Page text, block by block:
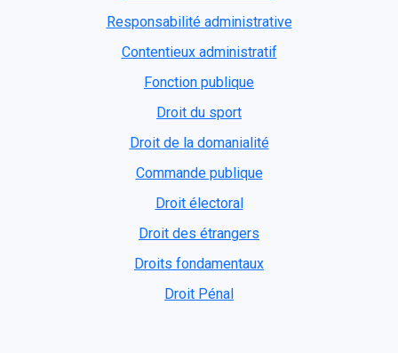
Responsabilité administrative
Contentieux administratif
Fonction publique
Droit du sport
Droit de la domanialité
Commande publique
Droit électoral
Droit des étrangers
Droits fondamentaux
Droit Pénal